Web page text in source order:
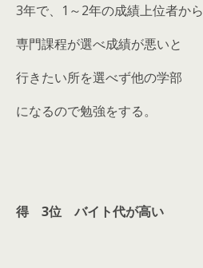
3年で、1～2年の成績上位者から
専門課程が選べ成績が悪いと
行きたい所を選べず他の学部
になるので勉強をする。
得 3位 バイト代が高い